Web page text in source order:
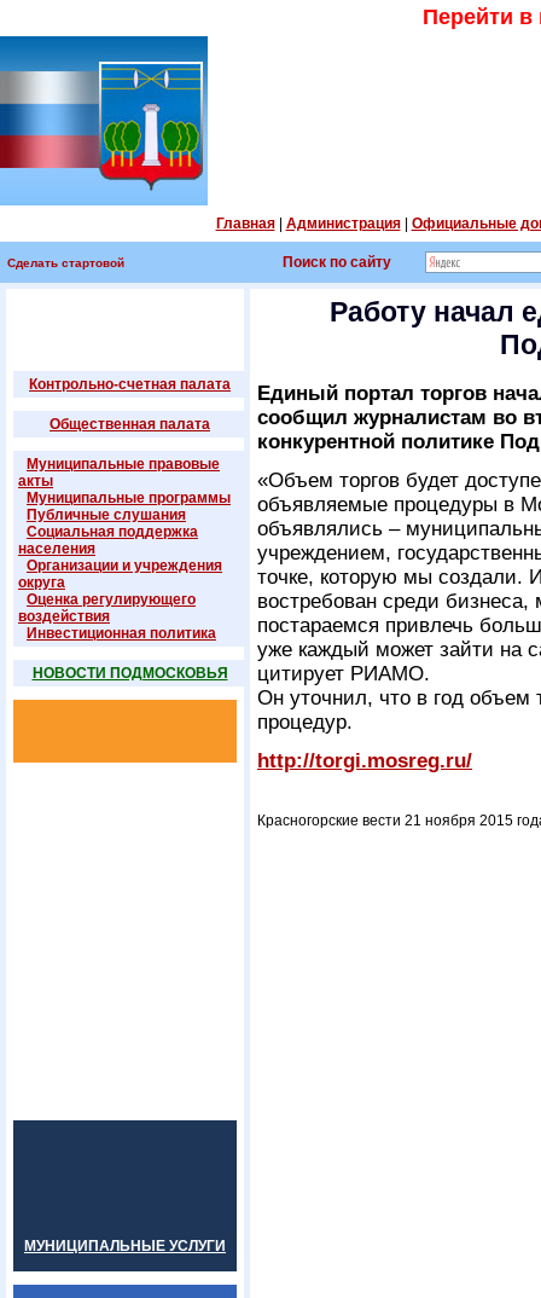
Перейти
Главная| Администрация| Официальные
Сделать стартовой Поиск по сайту
Контрольно-счетная палата
Общественная палата
Муниципальные правовые
акты
Муниципальные программы
Публичные слушания
Социальная поддержка
населения
Организации и учреждения
округа
Оценка регулирующего
воздействия
Инвестиционная политика
НОВОСТИ ПОДМОСКОВЬЯ
МУНИЦИПАЛЬНЫЕ УСЛУГИ
Работу начал
Единый портал торгов
сообщил журналистам во
конкурентной политике
«Объем торгов будет
объявляемые процедуры в
объявлялись –
учреждением,
точке, которую мы создали.
востребован среди
постараемся привлечь
уже каждый может зайти на
цитирует РИАМО.
Он уточнил, что в год объем
процедур.
http://torgi.mosreg.ru/
Красногорские вести 21 ноября 2015